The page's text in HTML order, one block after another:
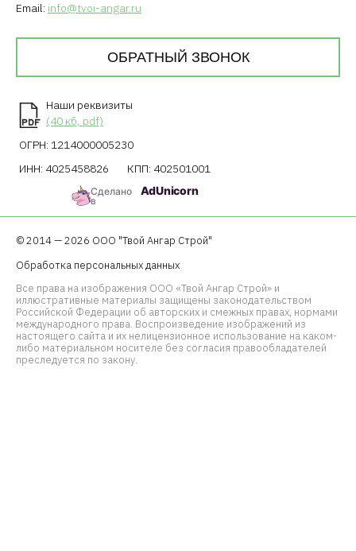
Все права на изображения ООО «Твой Ангар Строй» и
иллюстративные материалы защищены законодательством
Российской Федерации об авторских и смежных правах, нормами
международного права. Воспроизведение изображений из
настоящего сайта и их нелицензионное использование на каком-
либо материальном носителе без согласия правообладателей
преследуется по закону.
Обработка персональных данных
© 2014 — 2026 ООО "Твой Ангар Строй"
ОБРАТНЫЙ ЗВОНОК
Email: info@tvoi-angar.ru
КПП: 402501001
ИНН: 4025458826
ОГРН: 1214000005230
Наши реквизиты
(40 кб, pdf)
Сделано
в
AdUnicorn